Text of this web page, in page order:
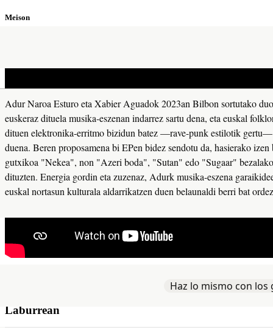
Meison
Adur Naroa Esturo eta Xabier Aguadok 2023an Bilbon sortutako
euskeraz dituela musika-eszenan indarrez sartu dena, eta euskal
dituen elektronika-erritmo bizidun batez —rave-punk estilotik gertu—
duena. Beren proposamena bi EPen bidez sendotu da, hasierako izen
gutxikoa "Nekea", non "Azeri boda", "Sutan" edo "Sugaar"
dituzten. Energia gordin eta zuzenaz, Adurk musika-eszena
euskal nortasun kulturala aldarrikatzen duen belaunaldi berri bat
Haz lo mismo con
Adur Naroa Esturo eta Xabier Aguadok 2023an Bilbon sortutako
euskeraz dituela musika-eszenan indarrez sartu dena, eta euskal
dituen elektronika-erritmo bizidun batez —rave-punk estilotik gertu—
duena. Beren proposamena bi EPen bidez sendotu da, hasierako izen
gutxikoa "Nekea", non "Azeri boda", "Sutan" edo "Sugaar"
dituzten. Energia gordin eta zuzenaz, Adurk musika-eszena
euskal nortasun kulturala aldarrikatzen duen belaunaldi berri bat
Haz lo mismo con
Laburrean